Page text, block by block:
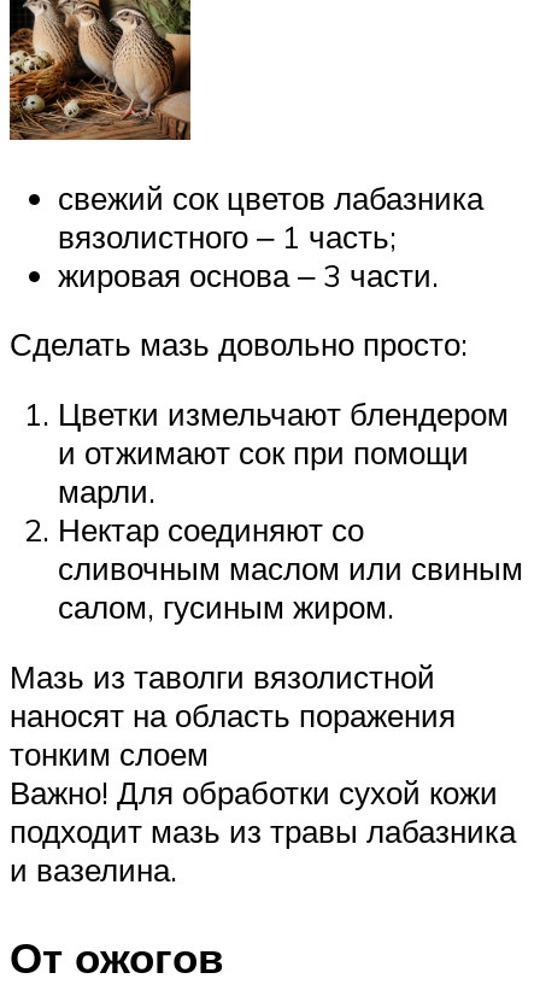
свежий сок цветов лабазника
вязолистного ‒ 1 часть;
жировая основа ‒ 3 части.
Сделать мазь довольно просто:
Цветки измельчают блендером
и отжимают сок при помощи
марли.
Нектар соединяют со
сливочным маслом или свиным
салом, гусиным жиром.
Мазь из таволги вязолистной
наносят на область поражения
тонким слоем
Важно! Для обработки сухой кожи
подходит мазь из травы лабазника
и вазелина.
От ожогов